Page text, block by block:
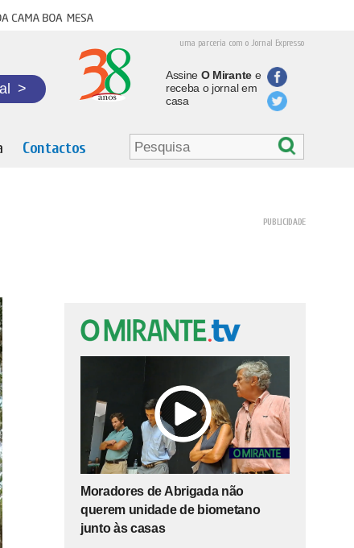
cama boa mesa
uma parceria com o Jornal Expresso
>
Assine O Mirantee
receba o jornal em
casa
Contactos
Moradores de Abrigada não
querem unidade de biometano
junto às casas